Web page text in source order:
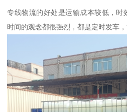
专线物流的好处是运输成本较低，时
时间的观念都很强烈，都是定时发车，